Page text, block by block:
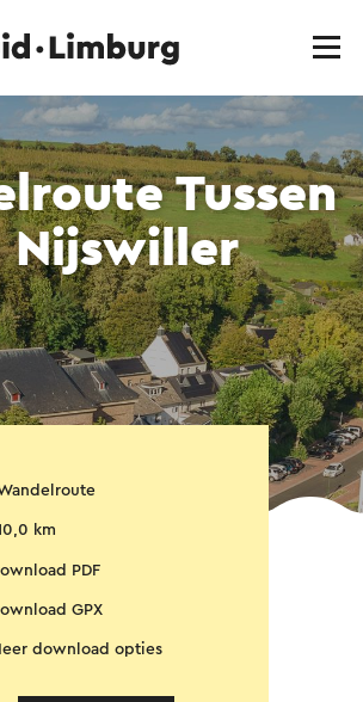
Tussen
Nijswiller
km
PDF
GPX
download opties